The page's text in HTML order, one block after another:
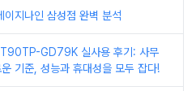
이지나인 삼성점 완벽 분석
GD79K 실사용 후기: 사무
기준, 성능과 휴대성을 모두 잡다!